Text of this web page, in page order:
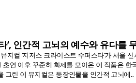
’, 인간적 고뇌의 예수와 유다를
지컬 ‘지저스 크라이스트 수퍼스타’가 서울
연 이후 꾸준히 화제를 모아온 이 작품은 한
그린 이 뮤지컬은 등장인물을 인간적 고뇌에..